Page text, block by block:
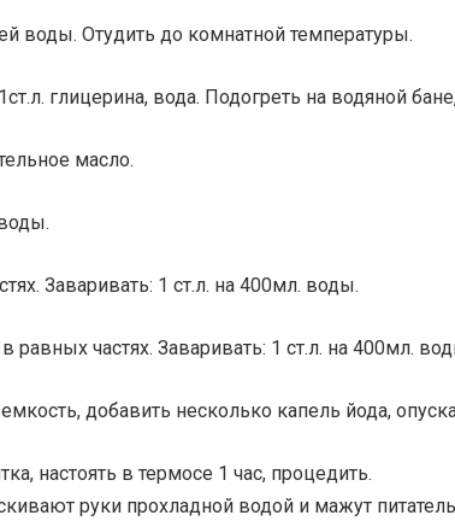
воды. Отудить до комнатной температуры.
глицерина, вода. Подогреть на водяной
масло.
Заваривать: 1 ст.л. на 400мл. воды.
частях. Заваривать: 1 ст.л. на 400мл.
добавить несколько капель йода,
настоять в термосе 1 час, процедить.
руки прохладной водой и мажут